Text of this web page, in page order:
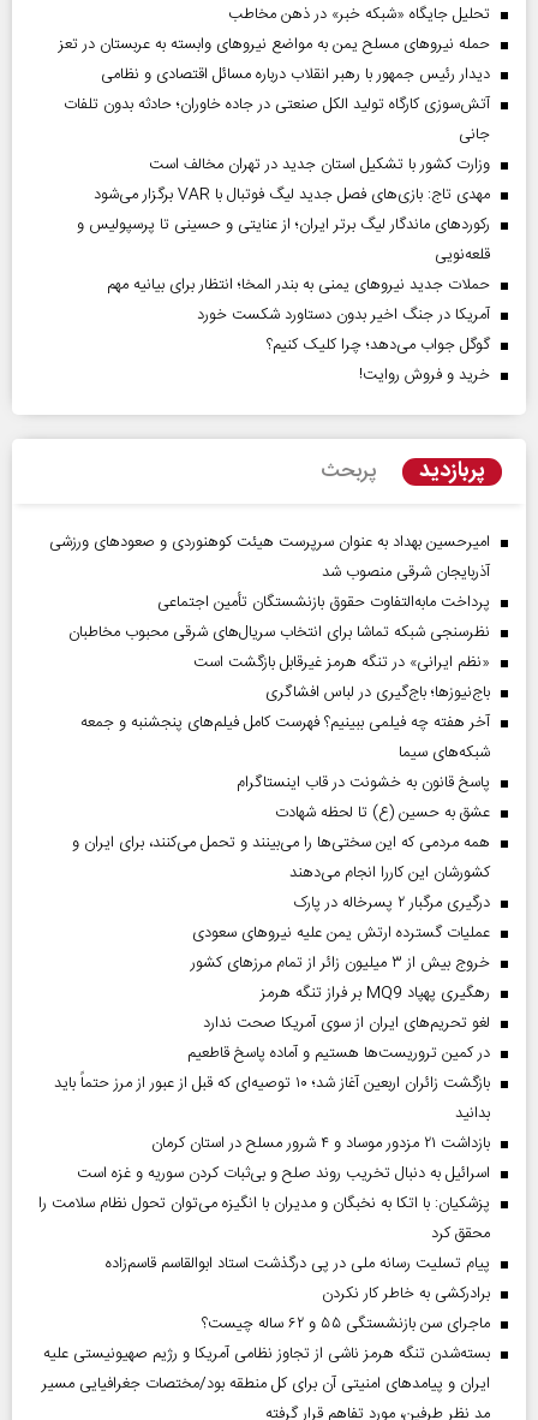
تحلیل جایگاه «شبکه خبر» در ذهن مخاطب
حمله نیروهای مسلح یمن به مواضع نیروهای وابسته به عربستان در تعز
دیدار رئیس‌ جمهور با رهبر انقلاب درباره مسائل اقتصادی و نظامی
آتش‌سوزی کارگاه تولید الکل صنعتی در جاده خاوران؛ حادثه بدون تلفات
جانی
وزارت کشور با تشکیل استان جدید در تهران مخالف است
مهدی تاج: بازی‌های فصل جدید لیگ فوتبال با VAR برگزار می‌شود
رکورد‌های ماندگار لیگ برتر ایران؛ از عنایتی و حسینی تا پرسپولیس و
قلعه‌نویی
حملات جدید نیروهای یمنی به بندر المخا؛ انتظار برای بیانیه مهم
آمریکا در جنگ اخیر بدون دستاورد شکست خورد
گوگل جواب می‌دهد؛ چرا کلیک کنیم؟
خرید و فروش روایت!
پربازدید پربحث
امیرحسین بهداد به عنوان سرپرست هیئت کوهنوردی و صعودهای ورزشی
آذربایجان شرقی منصوب شد
پرداخت مابه‌التفاوت حقوق بازنشستگان تأمین اجتماعی
نظرسنجی شبکه تماشا برای انتخاب سریال‌های شرقی محبوب مخاطبان
«نظم ایرانی» در تنگه هرمز غیرقابل بازگشت است
باج‌نیوزها؛ باج‌گیری در لباس افشاگری
آخر هفته چه فیلمی ببینیم؟ فهرست کامل فیلم‌های پنجشنبه و جمعه
شبکه‌های سیما
پاسخ قانون به خشونت در قاب اینستاگرام
عشق به حسین (ع) تا لحظه شهادت
همه مردمی که این سختی‌ها را می‌بینند و تحمل می‌کنند، برای ایران و
کشورشان این کاررا انجام می‌دهند
درگیری مرگبار ۲ پسرخاله در پارک
عملیات گسترده ارتش یمن علیه نیروهای سعودی
خروج بیش از ۳ میلیون زائر از تمام مرز‌های کشور
رهگیری پهپاد MQ9 بر فراز تنگه هرمز
لغو تحریم‌های ایران از سوی آمریکا صحت ندارد
در کمین تروریست‌ها هستیم و آماده پاسخ قاطعیم
بازگشت زائران اربعین آغاز شد؛ ۱۰ توصیه‌ای که قبل از عبور از مرز حتماً باید
بدانید
بازداشت ۲۱ مزدور موساد و ۴ شرور مسلح در استان کرمان
اسرائیل به دنبال تخریب روند صلح و بی‌ثبات کردن سوریه و غزه است
پزشکیان: با اتکا به نخبگان و مدیران با انگیزه می‌توان تحول نظام سلامت را
محقق کرد
پیام تسلیت رسانه ملی در پی درگذشت استاد ابوالقاسم قاسم‌زاده
برادرکشی به خاطر کار نکردن
ماجرای سن بازنشستگی ۵۵ و ۶۲ ساله چیست؟
بسته‌شدن تنگه هرمز ناشی از تجاوز نظامی آمریکا و رژیم صهیونیستی علیه
ایران و پیامد‌های امنیتی آن برای کل منطقه بود/مختصات جغرافیایی مسیر
مد نظر طرفین، مورد تفاهم قرار گرفته